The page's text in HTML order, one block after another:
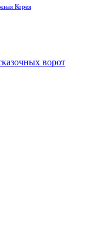
Корея
ворот